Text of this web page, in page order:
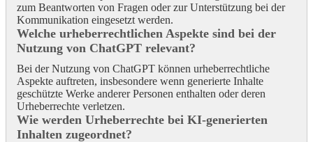
zum Beantworten von Fragen oder zur Unterstützung bei der
Kommunikation eingesetzt werden.
Welche urheberrechtlichen Aspekte sind bei der
Nutzung von ChatGPT relevant?
Bei der Nutzung von ChatGPT können urheberrechtliche
Aspekte auftreten, insbesondere wenn generierte Inhalte
geschützte Werke anderer Personen enthalten oder deren
Urheberrechte verletzen.
Wie werden Urheberrechte bei KI-generierten
Inhalten zugeordnet?